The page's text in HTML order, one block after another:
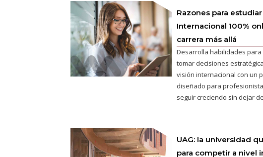
Razones para
Internacional 100%
carrera más allá
Desarrolla habilidades
tomar decisiones
visión internacional con un
diseñado para
seguir creciendo sin dejar
UAG: la universidad
para competir a nivel